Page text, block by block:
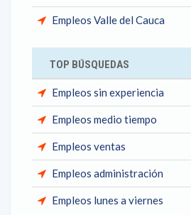
Empleos Valle del Cauca
TOP BÚSQUEDAS
Empleos sin experiencia
Empleos medio tiempo
Empleos ventas
Empleos administración
Empleos lunes a viernes